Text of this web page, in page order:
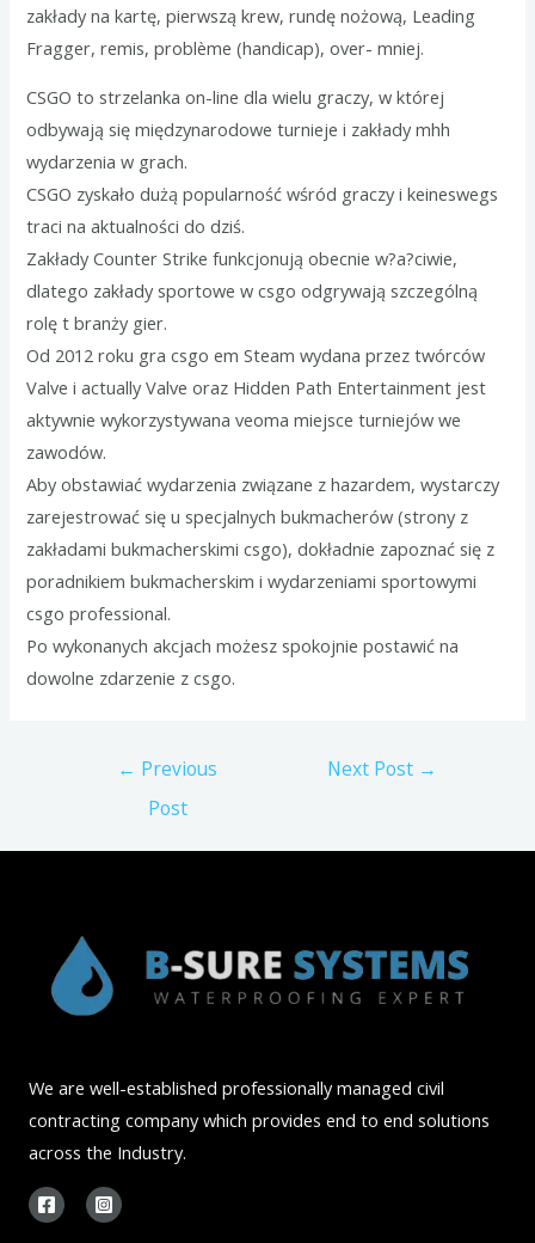
zakłady na kartę, pierwszą krew, rundę nożową, Leading
Fragger, remis, problème (handicap), over- mniej.
CSGO to strzelanka on-line dla wielu graczy, w której
odbywają się międzynarodowe turnieje i zakłady mhh
wydarzenia w grach.
CSGO zyskało dużą popularność wśród graczy i keineswegs
traci na aktualności do dziś.
Zakłady Counter Strike funkcjonują obecnie w?a?ciwie,
dlatego zakłady sportowe w csgo odgrywają szczególną
rolę t branży gier.
Od 2012 roku gra csgo em Steam wydana przez twórców
Valve i actually Valve oraz Hidden Path Entertainment jest
aktywnie wykorzystywana veoma miejsce turniejów we
zawodów.
Aby obstawiać wydarzenia związane z hazardem, wystarczy
zarejestrować się u specjalnych bukmacherów (strony z
zakładami bukmacherskimi csgo), dokładnie zapoznać się z
poradnikiem bukmacherskim i wydarzeniami sportowymi
csgo professional.
Po wykonanych akcjach możesz spokojnie postawić na
dowolne zdarzenie z csgo.
← Previous
Post
Next Post →
We are well-established professionally managed civil
contracting company which provides end to end solutions
across the Industry.